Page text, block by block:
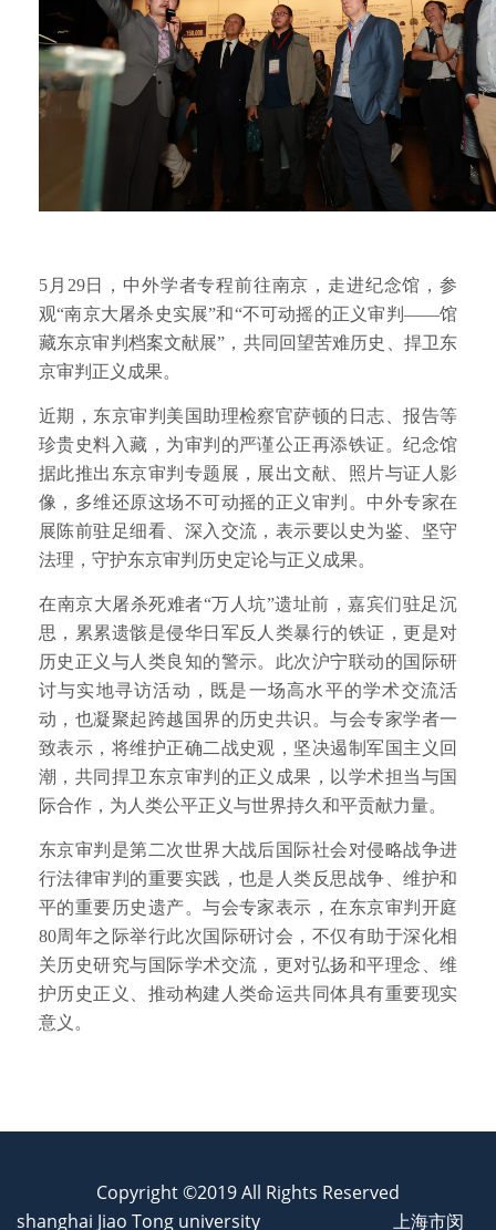
5月29日，中外学者专程前往南京，走进纪念馆，参
观“南京大屠杀史实展”和“不可动摇的正义审判——馆
藏东京审判档案文献展”，共同回望苦难历史、捍卫东
京审判正义成果。
近期，东京审判美国助理检察官萨顿的日志、报告等
珍贵史料入藏，为审判的严谨公正再添铁证。纪念馆
据此推出东京审判专题展，展出文献、照片与证人影
像，多维还原这场不可动摇的正义审判。中外专家在
展陈前驻足细看、深入交流，表示要以史为鉴、坚守
法理，守护东京审判历史定论与正义成果。
在南京大屠杀死难者“万人坑”遗址前，嘉宾们驻足沉
思，累累遗骸是侵华日军反人类暴行的铁证，更是对
历史正义与人类良知的警示。此次沪宁联动的国际研
讨与实地寻访活动，既是一场高水平的学术交流活
动，也凝聚起跨越国界的历史共识。与会专家学者一
致表示，将维护正确二战史观，坚决遏制军国主义回
潮，共同捍卫东京审判的正义成果，以学术担当与国
际合作，为人类公平正义与世界持久和平贡献力量。
东京审判是第二次世界大战后国际社会对侵略战争进
行法律审判的重要实践，也是人类反思战争、维护和
平的重要历史遗产。与会专家表示，在东京审判开庭
80周年之际举行此次国际研讨会，不仅有助于深化相
关历史研究与国际学术交流，更对弘扬和平理念、维
护历史正义、推动构建人类命运共同体具有重要现实
意义。
Copyright ©2019 All Rights Reserved
shanghai Jiao Tong university
上海市闵